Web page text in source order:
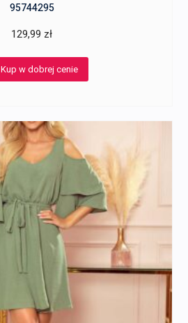
95744295
129,99 zł
Kup w dobrej cenie